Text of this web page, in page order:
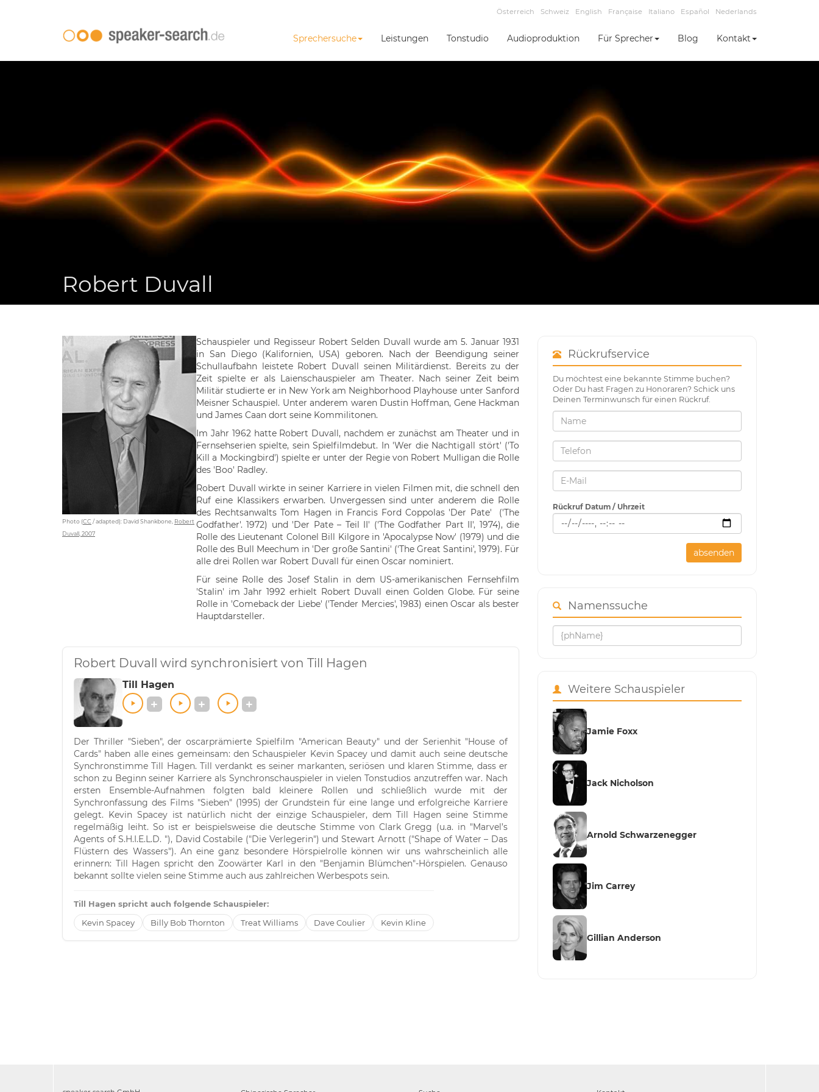
Österreich Schweiz English Française Italiano Español Nederlands
Sprechersuche Leistungen Tonstudio Audioproduktion Für Sprecher Blog Kontakt
Robert Duvall
Photo (CC / adapted): David Shankbone, Robert
Duvall, 2007
Schauspieler und Regisseur Robert Selden Duvall wurde am 5. Januar 1931
in San Diego (Kalifornien, USA) geboren. Nach der Beendigung seiner
Schullaufbahn leistete Robert Duvall seinen Militärdienst. Bereits zu der
Zeit spielte er als Laienschauspieler am Theater. Nach seiner Zeit beim
Militär studierte er in New York am Neighborhood Playhouse unter Sanford
Meisner Schauspiel. Unter anderem waren Dustin Hoffman, Gene Hackman
und James Caan dort seine Kommilitonen.
Im Jahr 1962 hatte Robert Duvall, nachdem er zunächst am Theater und in
Fernsehserien spielte, sein Spielfilmdebut. In 'Wer die Nachtigall stört' ('To
Kill a Mockingbird') spielte er unter der Regie von Robert Mulligan die Rolle
des 'Boo' Radley.
Robert Duvall wirkte in seiner Karriere in vielen Filmen mit, die schnell den
Ruf eine Klassikers erwarben. Unvergessen sind unter anderem die Rolle
des Rechtsanwalts Tom Hagen in Francis Ford Coppolas 'Der Pate' ('The
Godfather'. 1972) und 'Der Pate – Teil II' ('The Godfather Part II', 1974), die
Rolle des Lieutenant Colonel Bill Kilgore in 'Apocalypse Now' (1979) und die
Rolle des Bull Meechum in 'Der große Santini' ('The Great Santini', 1979). Für
alle drei Rollen war Robert Duvall für einen Oscar nominiert.
Für seine Rolle des Josef Stalin in dem US-amerikanischen Fernsehfilm
'Stalin' im Jahr 1992 erhielt Robert Duvall einen Golden Globe. Für seine
Rolle in 'Comeback der Liebe' ('Tender Mercies', 1983) einen Oscar als bester
Hauptdarsteller.
Robert Duvall wird synchronisiert von Till Hagen
Till Hagen
Der Thriller "Sieben", der oscarprämierte Spielfilm "American Beauty" und der Serienhit "House of
Cards" haben alle eines gemeinsam: den Schauspieler Kevin Spacey und damit auch seine deutsche
Synchronstimme Till Hagen. Till verdankt es seiner markanten, seriösen und klaren Stimme, dass er
schon zu Beginn seiner Karriere als Synchronschauspieler in vielen Tonstudios anzutreffen war. Nach
ersten Ensemble-Aufnahmen folgten bald kleinere Rollen und schließlich wurde mit der
Synchronfassung des Films "Sieben" (1995) der Grundstein für eine lange und erfolgreiche Karriere
gelegt. Kevin Spacey ist natürlich nicht der einzige Schauspieler, dem Till Hagen seine Stimme
regelmäßig leiht. So ist er beispielsweise die deutsche Stimme von Clark Gregg (u.a. in "Marvel’s
Agents of S.H.I.E.L.D. "), David Costabile ("Die Verlegerin") und Stewart Arnott ("Shape of Water – Das
Flüstern des Wassers"). An eine ganz besondere Hörspielrolle können wir uns wahrscheinlich alle
erinnern: Till Hagen spricht den Zoowärter Karl in den "Benjamin Blümchen"-Hörspielen. Genauso
bekannt sollte vielen seine Stimme auch aus zahlreichen Werbespots sein.
Till Hagen spricht auch folgende Schauspieler:
Kevin Spacey
Billy Bob Thornton Treat Williams Dave Coulier Kevin Kline
Rückrufservice
Du möchtest eine bekannte Stimme buchen?
Oder Du hast Fragen zu Honoraren? Schick uns
Deinen Terminwunsch für einen Rückruf.
Rückruf Datum / Uhrzeit
absenden
Namenssuche
Weitere Schauspieler
Jamie Foxx
Jack Nicholson
Arnold Schwarzenegger
Jim Carrey
Gillian Anderson